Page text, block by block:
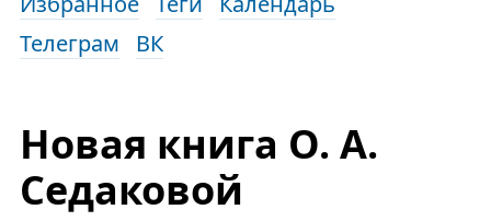
Телеграм
ВК
Новая книга О. А.
Седаковой